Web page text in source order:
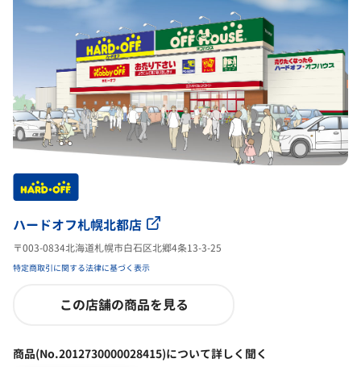
ハードオフ札幌北都店
〒003-0834北海道札幌市白石区北郷4条13-3-25
特定商取引に関する法律に基づく表示
この店舗の商品を見る
商品(No.2012730000028415)について詳しく聞く